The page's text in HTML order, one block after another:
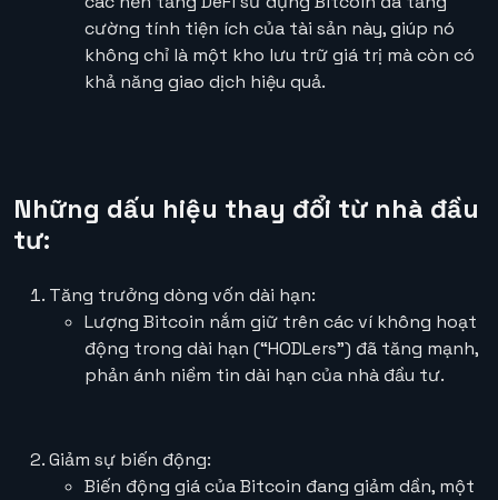
cường tính tiện ích của tài sản này, giúp nó
không chỉ là một kho lưu trữ giá trị mà còn có
khả năng giao dịch hiệu quả.
Những dấu hiệu thay đổi từ nhà đầu
tư:
Tăng trưởng dòng vốn dài hạn:
Lượng Bitcoin nắm giữ trên các ví không hoạt
động trong dài hạn (“HODLers”) đã tăng mạnh,
phản ánh niềm tin dài hạn của nhà đầu tư.
Giảm sự biến động:
Biến động giá của Bitcoin đang giảm dần, một